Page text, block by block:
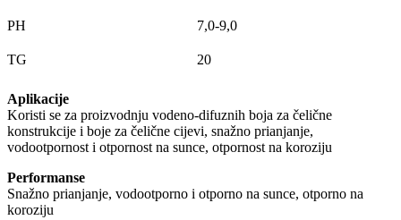
PH 7,0-9,0
TG 20
Aplikacije
Koristi se za proizvodnju vodeno-difuznih boja za čelične
konstrukcije i boje za čelične cijevi, snažno prianjanje,
vodootpornost i otpornost na sunce, otpornost na koroziju
Performanse
Snažno prianjanje, vodootporno i otporno na sunce, otporno na
koroziju